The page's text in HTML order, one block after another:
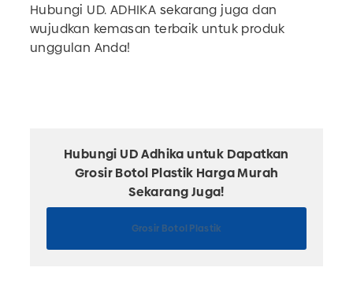
Hubungi UD. ADHIKA sekarang juga dan
wujudkan kemasan terbaik untuk produk
unggulan Anda!
Hubungi UD Adhika untuk Dapatkan
Grosir Botol Plastik Harga Murah
Sekarang Juga!
Grosir Botol Plastik